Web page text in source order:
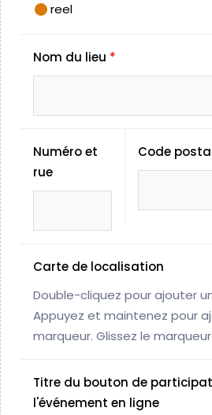
reel
Nom du lieu *
Numéro et
rue
Code
Carte de localisation
Double-cliquez pour ajouter
Appuyez et maintenez pour
marqueur. Glissez le
Titre du bouton de
l'événement en ligne